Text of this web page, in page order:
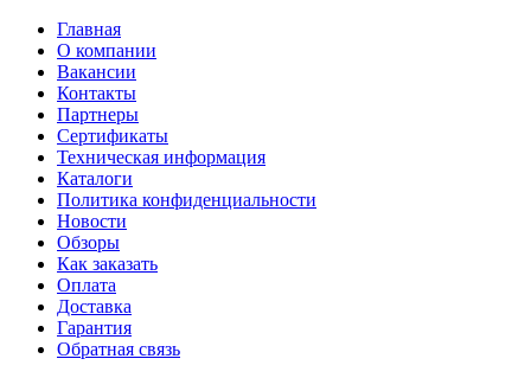
Главная
О компании
Вакансии
Контакты
Партнеры
Сертификаты
Техническая информация
Каталоги
Политика конфиденциальности
Новости
Обзоры
Как заказать
Оплата
Доставка
Гарантия
Обратная связь